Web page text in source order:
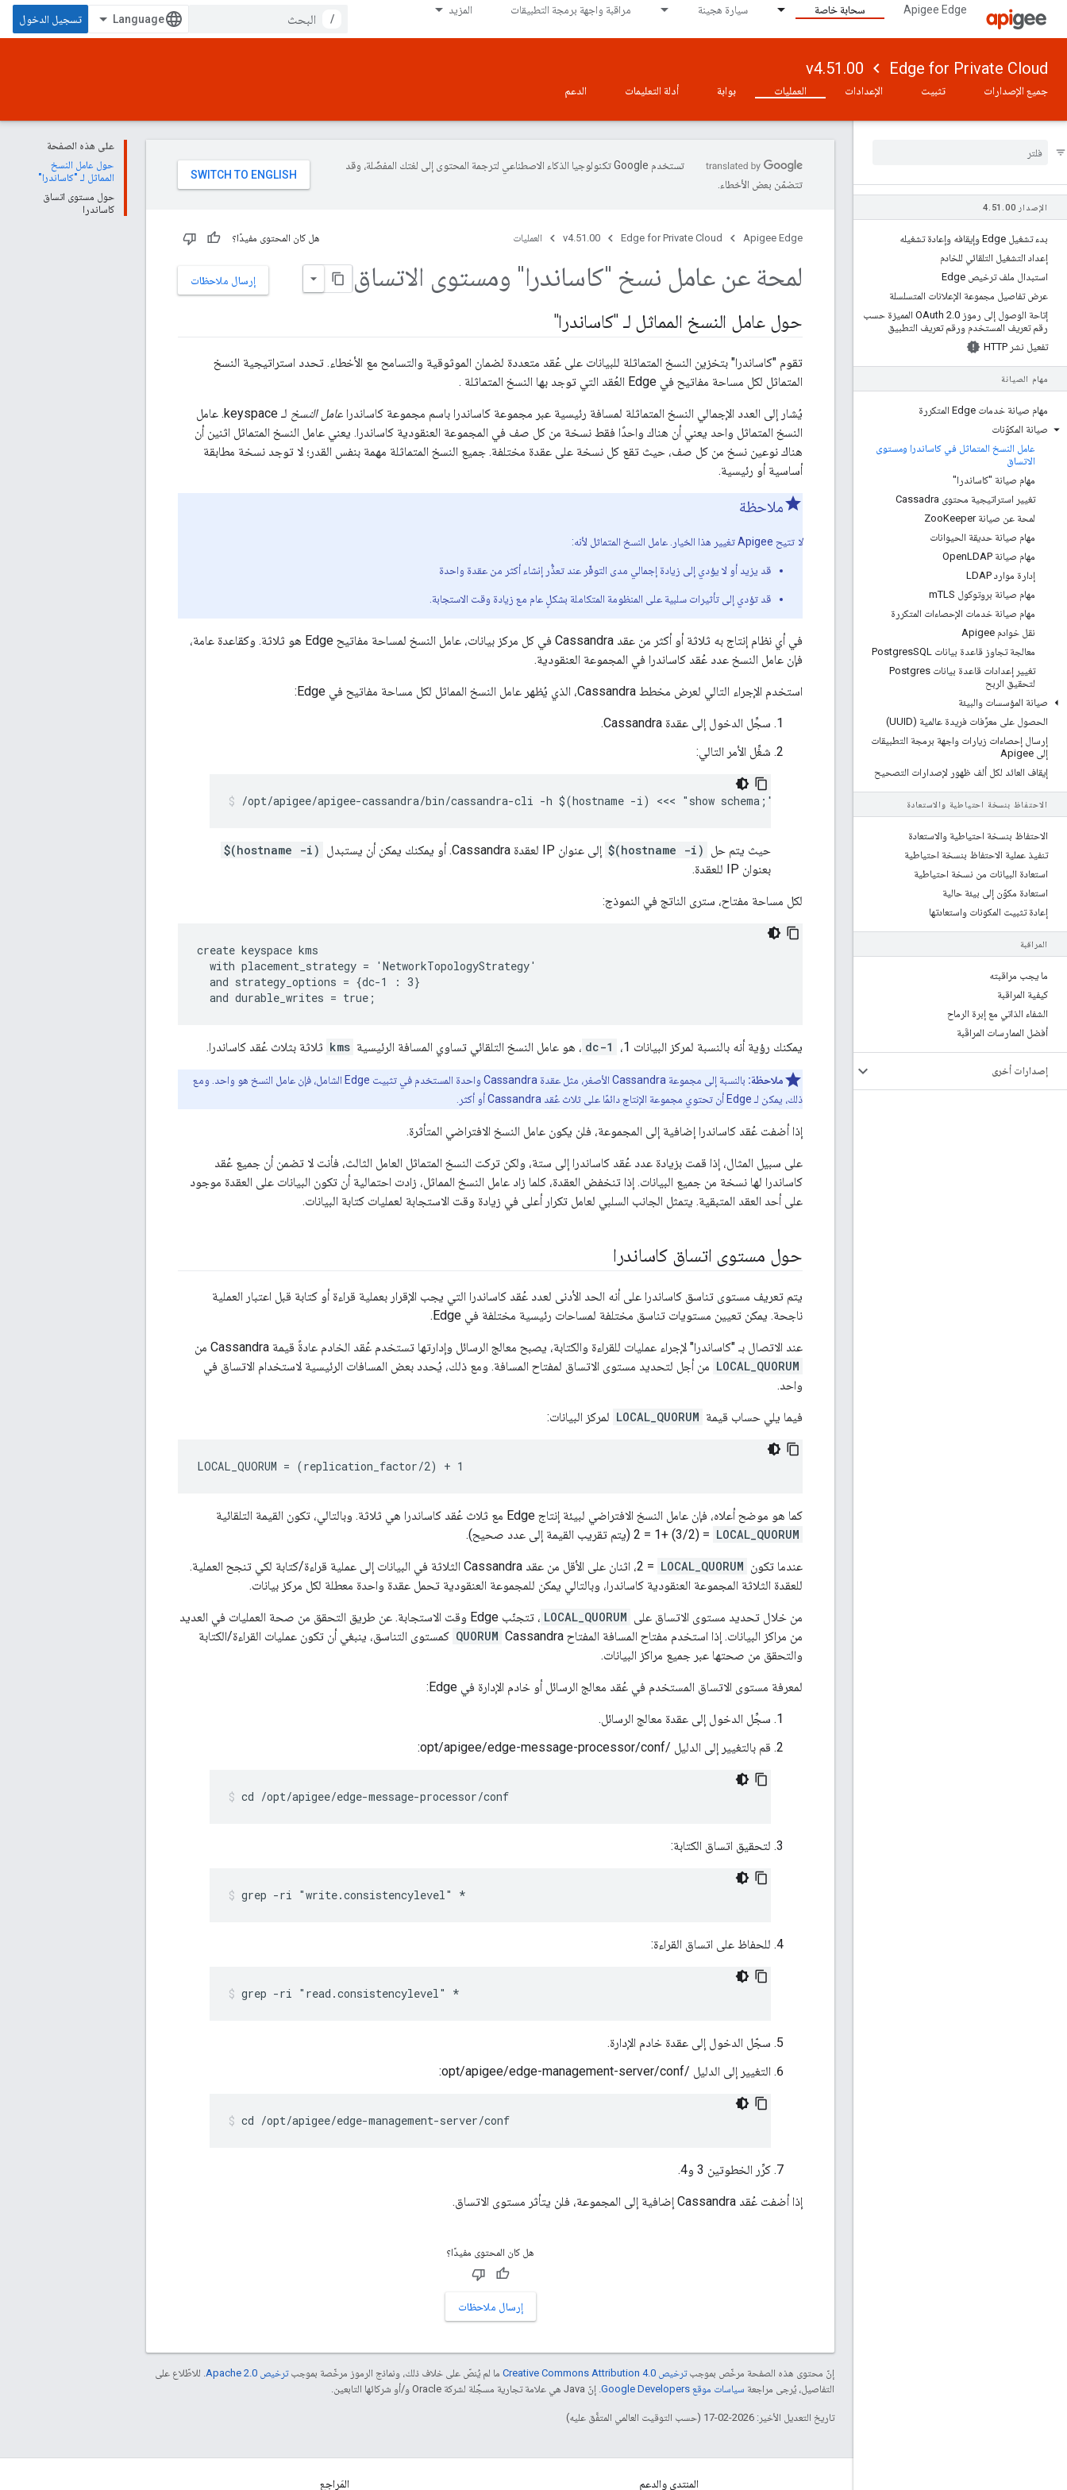
Apigee Edge سحابة خاصة سيارة هجينة مراقبة واجهة برمجة التطبيقات المزيد
/ تسجيل الدخول
Edge for Private Cloud
v4.51.00
جميع الإصدارات تثبيت الإعدادات العمليات بوابة أدلة التعليمات الدعم
الإصدار 4 . 51 .00
بدء تشغيل Edge وإيقافه وإعادة تشغيله
إعداد التشغيل التلقائي للخادم
استبدال ملف ترخيص Edge
عرض تفاصيل مجموعة الإعلانات المتسلسلة
إتاحة الوصول إلى رموز OAuth 2
.
0 المميزة حسب
رقم تعريف المستخدم ورقم تعريف التطبيق
تفعيل نشر HTTP
مهام الصيانة
مهام صيانة خدمات Edge المتكررة
صيانة المكوّنات
عامل النسخ المتماثل في كاساندرا ومستوى
الاتساق
مهام صيانة "كاساندرا"
تغيير استراتيجية محتوى Cassadra
لمحة عن صيانة ZooKeeper
مهام صيانة حديقة الحيوانات
مهام صيانة Open LDAP
إدارة موارد LDAP
مهام صيانة بروتوكول m TLS
مهام صيانة خدمات الإحصاءات المتكررة
نقل خوادم Apigee
معالجة تجاوز قاعدة بيانات Postgres SQL
تغيير إعدادات قاعدة بيانات Postgres
لتحقيق الربح
صيانة المؤسسات والبيئة
الحصول على معرِّفات فريدة عالمية (UUID)
إرسال إحصاءات زيارات واجهة برمجة التطبيقات
إلى Apigee
إيقاف العائد لكل ألف ظهور لإصدارات التصحيح
الاحتفاظ بنسخة احتياطية والاستعادة
الاحتفاظ بنسخة احتياطية والاستعادة
تنفيذ عملية الاحتفاظ بنسخة احتياطية
استعادة البيانات من نسخة احتياطية
استعادة مكوّن إلى بيئة حالية
إعادة تثبيت المكونات واستعادتها
المراقبة
ما يجب مراقبته
كيفية المراقبة
الشفاء الذاتي مع إبرة الرماح
أفضل الممارسات المراقَبة
إصدارات أخرى
على هذه الصفحة
حول عامل النسخ
المماثل لـ "كاساندرا"
حول مستوى اتساق
كاساندرا
تستخدم Google تكنولوجيا الذكاء الاصطناعي لترجمة المحتوى إلى لغتك المفضّلة، وقد
تتضمّن بعض الأخطاء.
Apigee Edge
Edge for Private Cloud
v4.51.00 العمليات هل كان المحتوى مفيدًا؟
إرسال ملاحظات لمحة عن عامل نسخ "كاساندرا" ومستوى الاتساق
حول عامل النسخ المماثل لـ "كاساندرا"
تقوم "كاساندرا" بتخزين النسخ المتماثلة للبيانات على عُقد متعددة لضمان الموثوقية والتسامح مع الأخطاء. تحدد استراتيجية النسخ
المتماثل لكل مساحة مفاتيح في Edge العُقد التي توجد بها النسخ المتماثلة .
يُشار إلى العدد الإجمالي النسخ المتماثلة لمسافة رئيسية عبر مجموعة كاساندرا باسم مجموعة كاساندرا عامل النسخ
لـ keyspace. عامل
النسخ المتماثل واحد يعني أن هناك واحدًا فقط نسخة من كل صف في المجموعة العنقودية كاساندرا. يعني عامل النسخ المتماثل اثنين أن
هناك نوعين نسخ من كل صف، حيث تقع كل نسخة على عقدة مختلفة. جميع النسخ المتماثلة مهمة بنفس القدر؛ لا توجد نسخة مطابقة
أساسية أو رئيسية.
ملاحظة
لا تتيح Apigee تغيير هذا الخيار. عامل النسخ المتماثل لأنه:
قد يزيد أو لا يؤدي إلى زيادة إجمالي مدى التوفّر عند تعذُّر إنشاء أكثر من عقدة واحدة
قد تؤدي إلى تأثيرات سلبية على المنظومة المتكاملة بشكلٍ عام مع زيادة وقت الاستجابة.
في أي نظام إنتاج به ثلاثة أو أكثر من عقد Cassandra في كل مركز بيانات، عامل النسخ لمساحة مفاتيح Edge هو ثلاثة. وكقاعدة عامة،
فإن عامل النسخ عدد عُقد كاساندرا في المجموعة العنقودية.
استخدم الإجراء التالي لعرض مخطط Cassandra، الذي يُظهر عامل النسخ المماثل لكل مساحة مفاتيح في Edge:
سجِّل الدخول إلى عقدة Cassandra.
شغِّل الأمر التالي:
/opt/apigee/apigee-cassandra/bin/cassandra-cli -h $(hostname -i) <<< "show schema;"
حيث يتم حل $(hostname -i) إلى عنوان IP لعقدة Cassandra. أو يمكنك يمكن أن يستبدل
$(hostname -i)
بعنوان IP للعقدة.
لكل مساحة مفتاح، سترى الناتج في النموذج:
create keyspace kms
  with placement_strategy = 'NetworkTopologyStrategy'
  and strategy_options = {dc-1 : 3}
  and durable_writes = true;
يمكنك رؤية أنه بالنسبة لمركز البيانات 1، dc-1 ، هو عامل النسخ التلقائي تساوي المسافة الرئيسية kms ثلاثة بثلاث عُقد كاساندرا.
ملاحظة:
بالنسبة إلى مجموعة Cassandra الأصغر، مثل عقدة Cassandra واحدة المستخدم في تثبيت Edge الشامل، فإن عامل النسخ هو واحد. ومع
ذلك، يمكن لـ Edge أن تحتوي مجموعة الإنتاج دائمًا على ثلاث عُقد Cassandra أو أكثر.
إذا أضفت عُقد كاساندرا إضافية إلى المجموعة، فلن يكون عامل النسخ الافتراضي المتأثرة.
على سبيل المثال، إذا قمت بزيادة عدد عُقد كاساندرا إلى ستة، ولكن تركت النسخ المتماثل العامل الثالث، فأنت لا تضمن أن جميع عُقد
كاساندرا لها نسخة من جميع البيانات. إذا تنخفض العقدة، كلما زاد عامل النسخ المماثل، زادت احتمالية أن تكون البيانات على العقدة موجود
على أحد العقد المتبقية. يتمثل الجانب السلبي لعامل تكرار أعلى في زيادة وقت الاستجابة لعمليات كتابة البيانات.
حول مستوى اتساق كاساندرا
يتم تعريف مستوى تناسق كاساندرا على أنه الحد الأدنى لعدد عُقد كاساندرا التي يجب الإقرار بعملية قراءة أو كتابة قبل اعتبار العملية
ناجحة. يمكن تعيين مستويات تناسق مختلفة لمساحات رئيسية مختلفة في Edge.
عند الاتصال بـ "كاساندرا" لإجراء عمليات للقراءة والكتابة، يصبح معالج الرسائل وإدارتها تستخدم عُقد الخادم عادةً قيمة Cassandra من
LOCAL_QUORUM من أجل لتحديد مستوى الاتساق لمفتاح المسافة. ومع ذلك، يُحدد بعض المسافات الرئيسية لاستخدام الاتساق في
واحد.
فيما يلي حساب قيمة LOCAL_QUORUM لمركز البيانات:
LOCAL_QUORUM = (replication_factor/2) + 1
كما هو موضح أعلاه، فإن عامل النسخ الافتراضي لبيئة إنتاج Edge مع ثلاث عُقد كاساندرا هي ثلاثة. وبالتالي، تكون القيمة التلقائية
LOCAL_QUORUM = (3/2) +1 = 2 (يتم تقريب القيمة إلى عدد صحيح).
عندما تكون LOCAL_QUORUM
= 2، اثنان على الأقل من عقد Cassandra الثلاثة في البيانات إلى عملية قراءة/كتابة لكي تنجح العملية.
للعقدة الثلاثة المجموعة العنقودية كاساندرا، وبالتالي يمكن للمجموعة العنقودية تحمل عقدة واحدة معطلة لكل مركز بيانات.
من خلال تحديد مستوى الاتساق على LOCAL_QUORUM
، تتجنّب Edge وقت الاستجابة. عن طريق التحقق من صحة العمليات في العديد
من مراكز البيانات. إذا استخدم مفتاح المسافة المفتاح Cassandra
QUORUM كمستوى التناسق، ينبغي أن تكون عمليات القراءة/الكتابة
والتحقق من صحتها عبر جميع مراكز البيانات.
لمعرفة مستوى الاتساق المستخدم في عُقد معالج الرسائل أو خادم الإدارة في Edge:
سجِّل الدخول إلى عقدة معالج الرسائل.
قم بالتغيير إلى الدليل /opt/apigee/edge-message-processor/conf:
cd /opt/apigee/edge-message-processor/conf
لتحقيق اتساق الكتابة:
grep -ri "write.consistencylevel" *
للحفاظ على اتساق القراءة:
grep -ri "read.consistencylevel" *
سجّل الدخول إلى عقدة خادم الإدارة.
التغيير إلى الدليل /opt/apigee/edge-management-server/conf:
cd /opt/apigee/edge-management-server/conf
كرِّر الخطوتين 3 و4.
إذا أضفت عُقد Cassandra إضافية إلى المجموعة، فلن يتأثر مستوى الاتساق.
هل كان المحتوى مفيدًا؟
إرسال ملاحظات
إنّ محتوى هذه الصفحة مرخّص بموجبترخيص Creative Commons Attribution 4.0‏ ما لم يُنصّ على خلاف ذلك، ونماذج الرموز مرخّصة بموجبترخيص Apache 2.0‏
. للاطّلاع على
التفاصيل، يُرجى مراجعة سياسات موقع Google Developers‏ . إنّ Java هي علامة تجارية مسجَّلة لشركة Oracle و/أو شركائها التابعين.
تاريخ التعديل الأخير: 2026-02-17 (حسب التوقيت العالمي المتفَّق عليه)
المنتدى والدعم المَراجع